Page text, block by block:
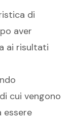
di
aver
ai risultati
cui vengono
essere